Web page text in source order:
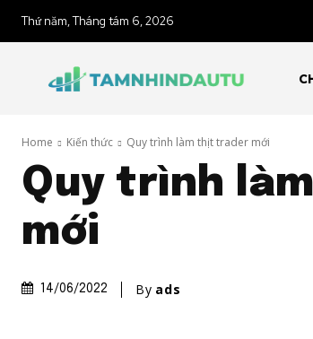
Thứ năm, Tháng tám 6, 2026
Home Kiến thức Quy trình làm thịt trader mới
Quy trình
mới
14/06/2022 By ads